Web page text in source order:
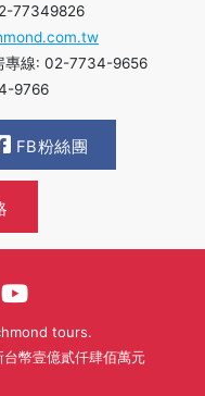
77349826
專線: 02-7734-9656
9766
FB粉絲團
tours.
幣壹億貳仟肆佰萬元